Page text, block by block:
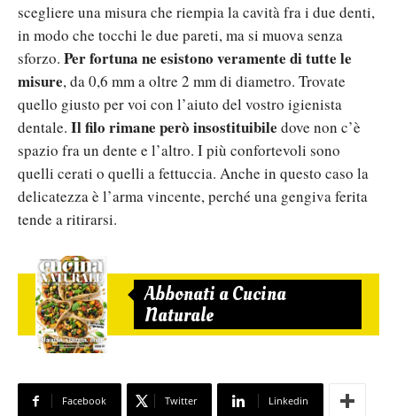
scegliere una misura che riempia la cavità fra i due denti,
in modo che tocchi le due pareti, ma si muova senza
sforzo. Per fortuna ne esistono veramente di tutte le
misure, da 0,6 mm a oltre 2 mm di diametro. Trovate
quello giusto per voi con l’aiuto del vostro igienista
dentale. Il filo rimane però insostituibile dove non c’è
spazio fra un dente e l’altro. I più confortevoli sono
quelli cerati o quelli a fettuccia. Anche in questo caso la
delicatezza è l’arma vincente, perché una gengiva ferita
tende a ritirarsi.
Abbonati a Cucina
Naturale
Facebook Twitter Linkedin